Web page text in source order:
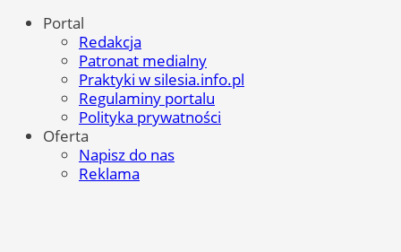
Portal
Redakcja
Patronat medialny
Praktyki w silesia.info.pl
Regulaminy portalu
Polityka prywatności
Oferta
Napisz do nas
Reklama